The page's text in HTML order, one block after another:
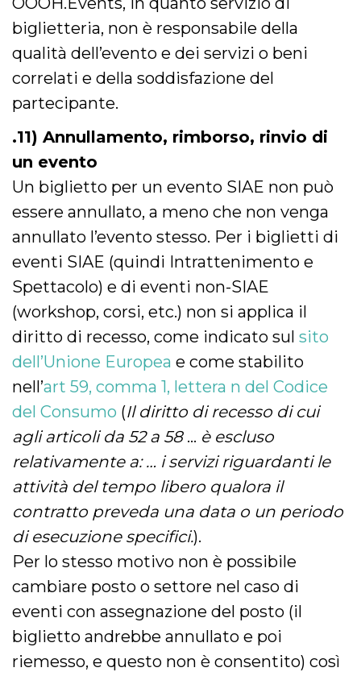
biglietteria, non è responsabile della
qualità dell’evento e dei servizi o beni
correlati e della soddisfazione del
partecipante.
.11) Annullamento, rimborso, rinvio di
un evento
Un biglietto per un evento SIAE non può
essere annullato, a meno che non venga
annullato l’evento stesso. Per i biglietti di
eventi SIAE (quindi Intrattenimento e
Spettacolo) e di eventi non-SIAE
(workshop, corsi, etc.) non si applica il
diritto di recesso, come indicato sul sito
dell’Unione Europea e come stabilito
nell’art 59, comma 1, lettera n del Codice
del Consumo (Il diritto di recesso di cui
agli articoli da 52 a 58 … è escluso
relativamente a: … i servizi riguardanti le
attività del tempo libero qualora il
contratto preveda una data o un periodo
di esecuzione specifici.).
Per lo stesso motivo non è possibile
cambiare posto o settore nel caso di
eventi con assegnazione del posto (il
biglietto andrebbe annullato e poi
riemesso, e questo non è consentito) così